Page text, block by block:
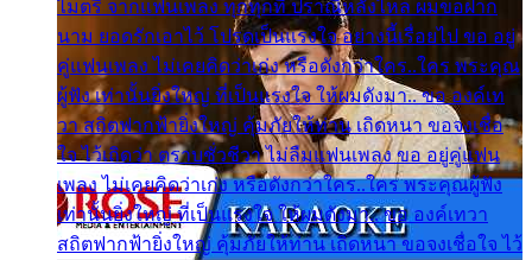
ไมตรี จากแฟนเพลง ทุกทุกที่ ปราณีหลั่งไหล ผมขอฝาก
นาม ยอดรักเอาไว้ โปรดเป็นแรงใจ อย่างนี้เรื่อยไป ขอ อยู่
คู่แฟนเพลง ไม่เคยคิดว่าเก่ง หรือดังกว่าใคร..ใคร พระคุณ
ผู้ฟัง เท่านั้นยิ่งใหญ่ ที่เป็นแรงใจ ให้ผมดังมา.. ขอ องค์เท
วา สถิตฟากฟ้ายิ่งใหญ่ คุ้มภัยให้ท่าน เถิดหนา ขอจงเชื่อ
ใจ ไว้เถิดว่า ตราบชั่วชีวา ไม่ลืมแฟนเพลง ขอ อยู่คู่แฟน
เพลง ไม่เคยคิดว่าเก่ง หรือดังกว่าใคร..ใคร พระคุณผู้ฟัง
เท่านั้นยิ่งใหญ่ ที่เป็นแรงใจ ให้ผมดังมา.. ขอ องค์เทวา
สถิตฟากฟ้ายิ่งใหญ่ คุ้มภัยให้ท่าน เถิดหนา ขอจงเชื่อใจ ไว้